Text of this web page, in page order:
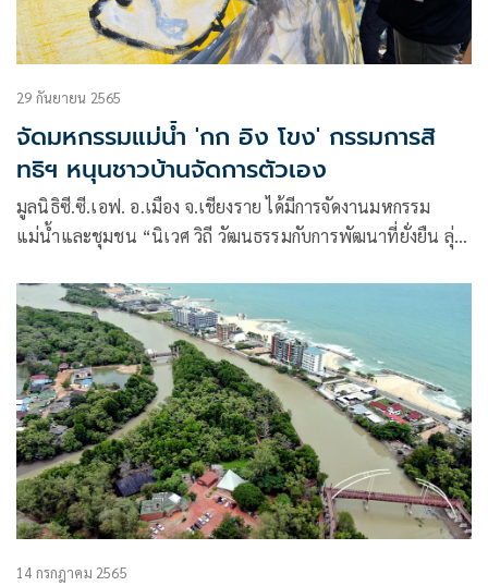
29 กันยายน 2565
จัดมหกรรมแม่น้ำ 'กก อิง โขง' กรรมการสิ
ทธิฯ หนุนชาวบ้านจัดการตัวเอง
มูลนิธิซี.ซี.เอฟ. อ.เมือง จ.เชียงราย ได้มีการจัดงานมหกรรม
แม่น้ำและชุมชน “นิเวศ วิถี วัฒนธรรมกับการพัฒนาที่ยั่งยืน ลุ่ม
มหกรรมอาหารชุมชนและเวทีวิถีวัฒนธรรมแห่งสายน้ำกก อิง
โขง ซึ่งมีผู้ร่วมงานกว่า 200 คน
14 กรกฎาคม 2565